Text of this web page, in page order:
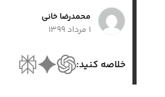
محمد‌رضا خانی
۱ مرداد ۱۳۹۹
خلاصه کنید: